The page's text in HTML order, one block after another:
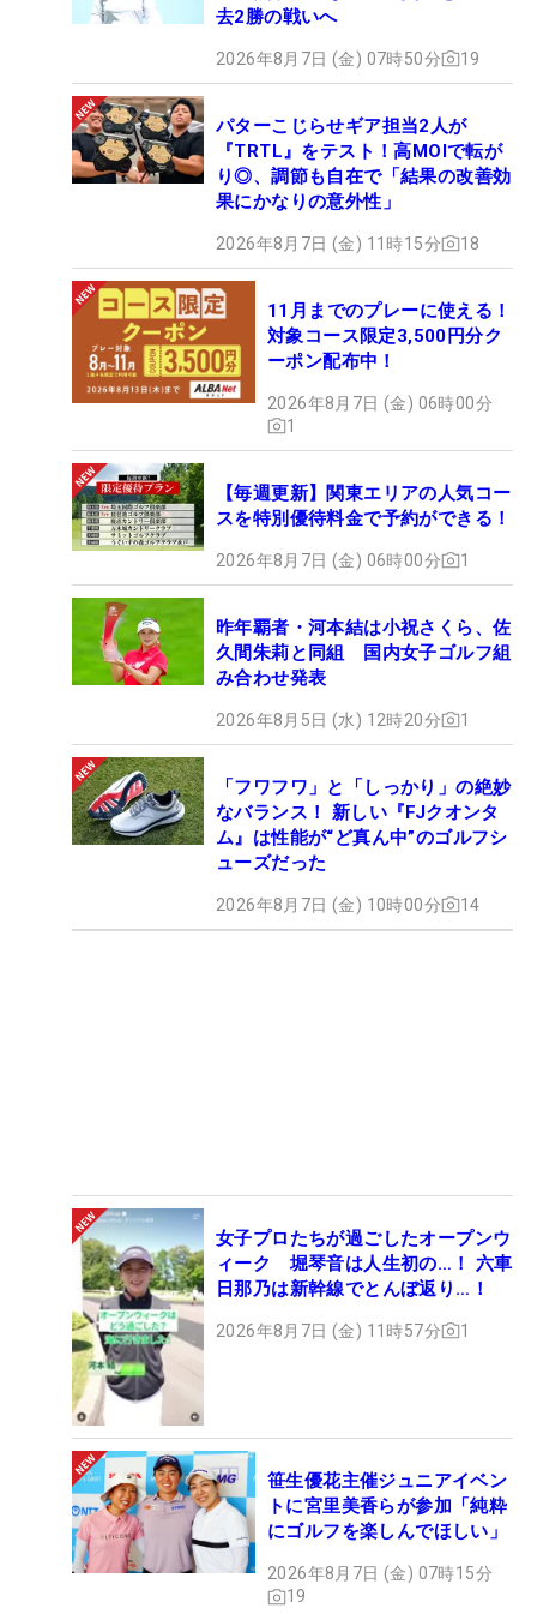
去2勝の戦いへ
2026年8月7日 (金) 07時50分 19
パターこじらせギア担当2人が
『TRTL』をテスト！高MOIで転が
り◎、調節も自在で「結果の改善効
果にかなりの意外性」
2026年8月7日 (金) 11時15分 18
11月までのプレーに使える！
対象コース限定3,500円分ク
ーポン配布中！
2026年8月7日 (金) 06時00分
1
【毎週更新】関東エリアの人気コー
スを特別優待料金で予約ができる！
2026年8月7日 (金) 06時00分 1
昨年覇者・河本結は小祝さくら、佐
久間朱莉と同組 国内女子ゴルフ組
み合わせ発表
2026年8月5日 (水) 12時20分 1
「フワフワ」と「しっかり」の絶妙
なバランス！ 新しい『FJクオンタ
ム』は性能が“ど真ん中”のゴルフシ
ューズだった
2026年8月7日 (金) 10時00分 14
女子プロたちが過ごしたオープンウ
ィーク 堀琴音は人生初の…！ 六車
日那乃は新幹線でとんぼ返り…！
2026年8月7日 (金) 11時57分 1
笹生優花主催ジュニアイベン
トに宮里美香らが参加「純粋
にゴルフを楽しんでほしい」
2026年8月7日 (金) 07時15分
19